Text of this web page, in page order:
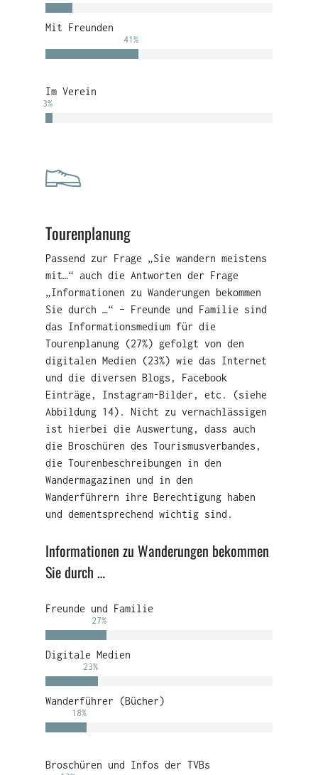
Mit Freunden
41%
Im Verein
3%
Tourenplanung
Passend zur Frage „Sie wandern meistens
mit…“ auch die Antworten der Frage
„Informationen zu Wanderungen bekommen
Sie durch …“ – Freunde und Familie sind
das Informationsmedium für die
Tourenplanung (27%) gefolgt von den
digitalen Medien (23%) wie das Internet
und die diversen Blogs, Facebook
Einträge, Instagram-Bilder, etc. (siehe
Abbildung 14). Nicht zu vernachlässigen
ist hierbei die Auswertung, dass auch
die Broschüren des Tourismusverbandes,
die Tourenbeschreibungen in den
Wandermagazinen und in den
Wanderführern ihre Berechtigung haben
und dementsprechend wichtig sind.
Informationen zu Wanderungen bekommen
Sie durch …
Freunde und Familie
27%
Digitale Medien
23%
Wanderführer (Bücher)
18%
Broschüren und Infos der TVBs